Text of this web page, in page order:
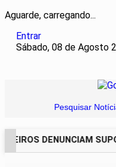
Aguarde, carregando...
Entrar
Sábado, 08 de Agosto
Pesquisar
DENUNCIAM